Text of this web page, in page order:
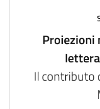
Proiezioni
Il contributo